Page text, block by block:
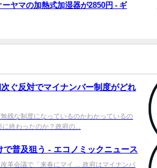
ヤマの加熱式加湿器が2850円 - ギ
ぐ反対でマイナンバー制度がどれ
残な制度になっているのかわかっているの
終わったのか？政府の...
普及狙う - エコノミックニュース
革会議で「来春にマイ ... 政府はマイナンバ